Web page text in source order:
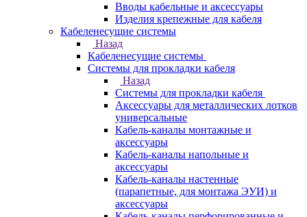
Вводы кабельные и аксессуары
Изделия крепежные для кабеля
Кабеленесущие системы
Назад
Кабеленесущие системы
Системы для прокладки кабеля
Назад
Системы для прокладки кабеля
Аксессуары для металлических лотков
универсальные
Кабель-каналы монтажные и
аксессуары
Кабель-каналы напольные и
аксессуары
Кабель-каналы настенные
(парапетные, для монтажа ЭУИ) и
аксессуары